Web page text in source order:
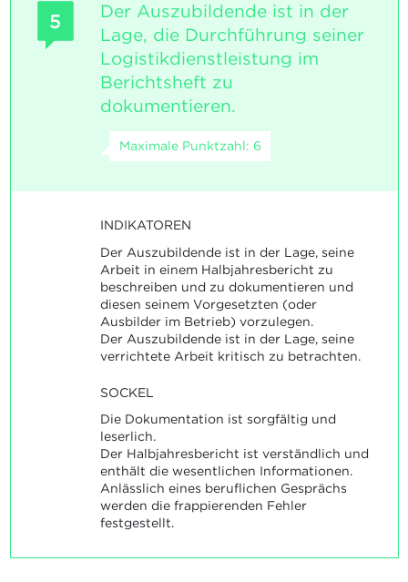
5
Der Auszubildende ist in der
Lage, die Durchführung seiner
Logistikdienstleistung im
Berichtsheft zu
dokumentieren.
Maximale Punktzahl: 6
INDIKATOREN
Der Auszubildende ist in der Lage, seine
Arbeit in einem Halbjahresbericht zu
beschreiben und zu dokumentieren und
diesen seinem Vorgesetzten (oder
Ausbilder im Betrieb) vorzulegen.
Der Auszubildende ist in der Lage, seine
verrichtete Arbeit kritisch zu betrachten.
SOCKEL
Die Dokumentation ist sorgfältig und
leserlich.
Der Halbjahresbericht ist verständlich und
enthält die wesentlichen Informationen.
Anlässlich eines beruflichen Gesprächs
werden die frappierenden Fehler
festgestellt.